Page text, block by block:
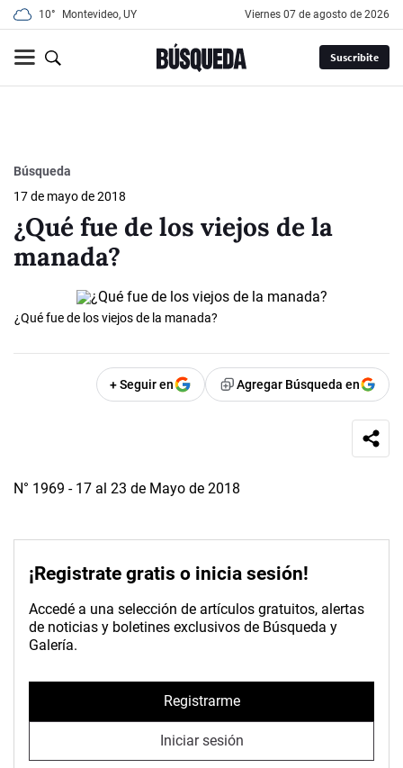
10° Montevideo, UY viernes 07 de agosto de 2026
Suscribite
Búsqueda
17 de mayo de 2018
¿Qué fue de los viejos de la
manada?
¿Qué fue de los viejos de la manada?
+ Seguir en Agregar Búsqueda en
N° 1969 - 17 al 23 de Mayo de 2018
¡Registrate gratis o inicia sesión!
Accedé a una selección de artículos gratuitos, alertas
de noticias y boletines exclusivos de Búsqueda y
Galería.
Registrarme
Iniciar sesión